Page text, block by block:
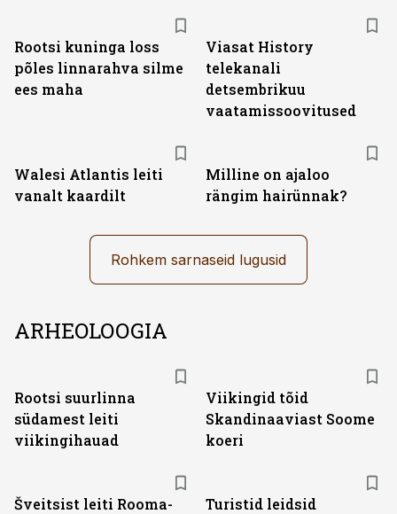
Rootsi kuninga loss
põles linnarahva silme
ees maha
Viasat History
telekanali
detsembrikuu
vaatamissoovitused
Walesi Atlantis leiti
vanalt kaardilt
Milline on ajaloo
rängim hairünnak?
Rohkem sarnaseid lugusid
ARHEOLOOGIA
Rootsi suurlinna
südamest leiti
viikingihauad
Viikingid tõid
Skandinaaviast Soome
koeri
Šveitsist leiti Rooma-
Turistid leidsid